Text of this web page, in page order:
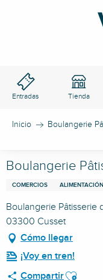
Entradas Tienda
Inicio Boulangerie
Boulangerie
COMERCIOS ALIMENTACIÓN
Boulangerie Pâtisserie
03300 Cusset
Cómo llegar
¡Voy en tren!
CompartirAjouter